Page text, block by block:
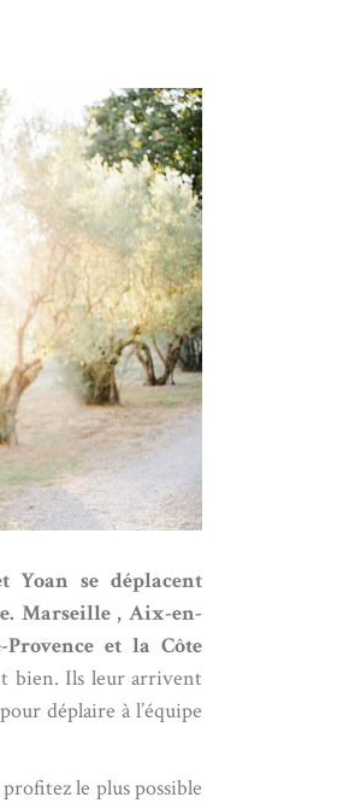
Yoan se déplacent
Marseille , Aix-en-
Provence et la Côte
bien. Ils leur arrivent
déplaire à l’équipe
le plus possible